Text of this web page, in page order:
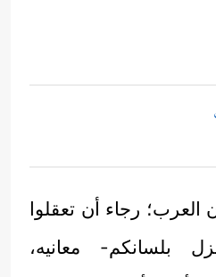
العرب؛ رجاء أن تعقلوا
معانيه،